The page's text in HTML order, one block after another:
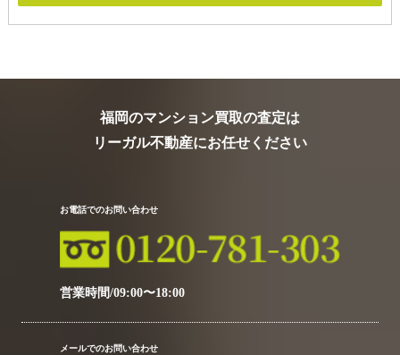
福岡のマンション買取の査定は
リーガル不動産にお任せください
お電話でのお問い合わせ
営業時間/09:00〜18:00
メールでのお問い合わせ